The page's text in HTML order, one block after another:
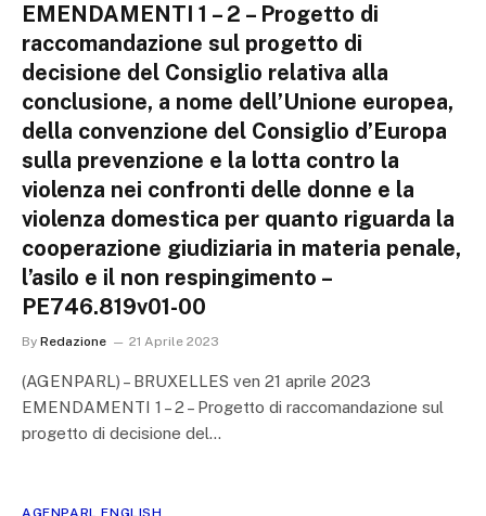
EMENDAMENTI 1 – 2 – Progetto di
raccomandazione sul progetto di
decisione del Consiglio relativa alla
conclusione, a nome dell’Unione europea,
della convenzione del Consiglio d’Europa
sulla prevenzione e la lotta contro la
violenza nei confronti delle donne e la
violenza domestica per quanto riguarda la
cooperazione giudiziaria in materia penale,
l’asilo e il non respingimento –
PE746.819v01-00
By Redazione 21 Aprile 2023
(AGENPARL) – BRUXELLES ven 21 aprile 2023
EMENDAMENTI 1 – 2 – Progetto di raccomandazione sul
progetto di decisione del…
AGENPARL ENGLISH